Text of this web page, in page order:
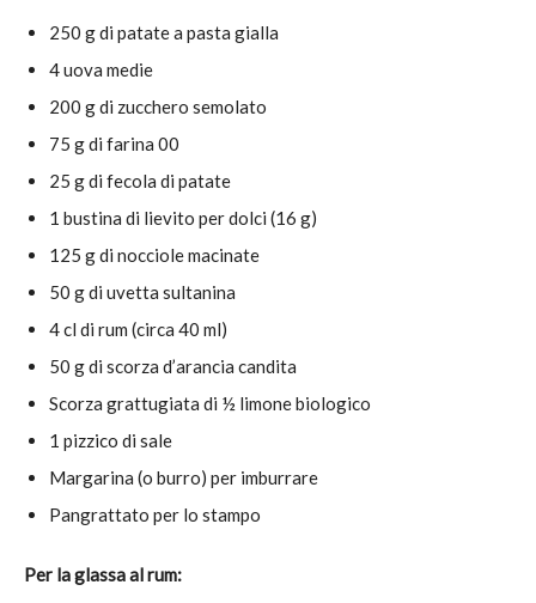
250 g di patate a pasta gialla
4 uova medie
200 g di zucchero semolato
75 g di farina 00
25 g di fecola di patate
1 bustina di lievito per dolci (16 g)
125 g di nocciole macinate
50 g di uvetta sultanina
4 cl di rum (circa 40 ml)
50 g di scorza d’arancia candita
Scorza grattugiata di ½ limone biologico
1 pizzico di sale
Margarina (o burro) per imburrare
Pangrattato per lo stampo
Per la glassa al rum: